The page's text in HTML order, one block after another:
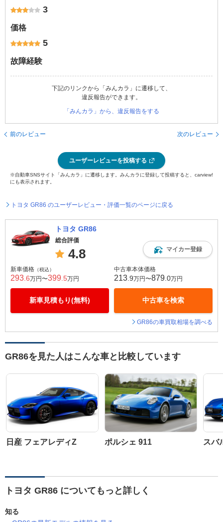
3
価格
5
故障経験
下記のリンクから「みんカラ」に遷移して、
違反報告ができます。
「みんカラ」から、違反報告をする
前のレビュー 次のレビュー
ユーザーレビューを投稿する
※自動車SNSサイト「みんカラ」に遷移します。みんカラに登録して投稿すると、carview!
にも表示されます。
トヨタ GR86 のユーザーレビュー・評価一覧のページに戻る
トヨタ GR86
総合評価
4.8 マイカー登録
新車価格 （税込）
293 .6万円〜399 .5万円
新車見積もり(無料)
中古車本体価格
213 .9万円〜879 .0万円
中古車を検索
GR86の車買取相場を調べる
GR86を見た人はこんな車と比較しています
日産 フェアレディZ ポルシェ 911 スバ
トヨタ GR86 についてもっと詳しく
知る